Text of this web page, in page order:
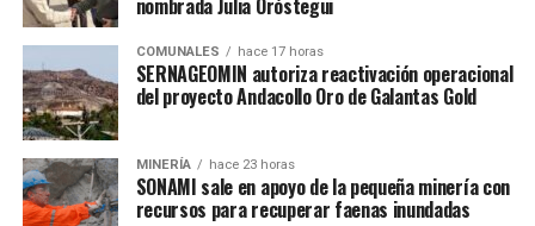
nombrada Julia Oróstegui
COMUNALES hace 17 horas
SERNAGEOMIN autoriza reactivación operacional
del proyecto Andacollo Oro de Galantas Gold
MINERÍA hace 23 horas
SONAMI sale en apoyo de la pequeña minería con
recursos para recuperar faenas inundadas